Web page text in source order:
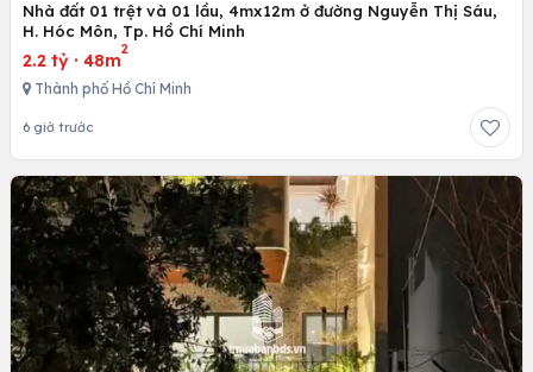
Nhà đất 01 trệt và 01 lầu, 4mx12m ở đường Nguyễn Thị Sáu,
H. Hóc Môn, Tp. Hồ Chí Minh
2.2 tỷ · 48m
2
Thành phố Hồ Chí Minh
6 giờ trước